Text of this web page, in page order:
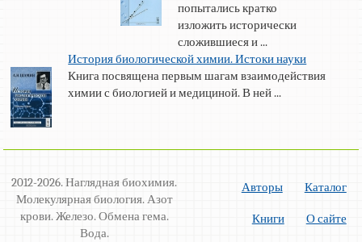
попытались кратко
изложить исторически
сложившиеся и ...
История биологической химии. Истоки науки
Книга посвящена первым шагам взаимодействия
химии с биологией и медициной. В ней ...
2012-2026. Наглядная биохимия.
Молекулярная биология. Азот
крови. Железо. Обмена гема.
Вода.
Авторы Каталог
Книги О сайте